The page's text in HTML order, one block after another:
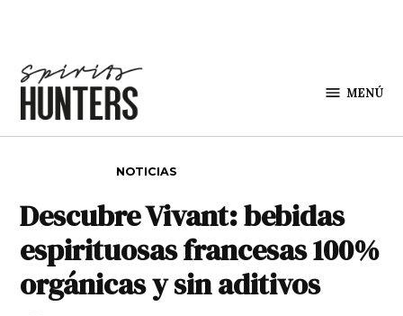
MENÚ
NOTICIAS
Descubre Vivant: bebidas
espirituosas francesas 100%
orgánicas y sin aditivos